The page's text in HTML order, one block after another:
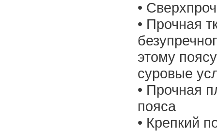
•
• Прочная
этому
суровые
• Прочная
пояса
• Крепкий